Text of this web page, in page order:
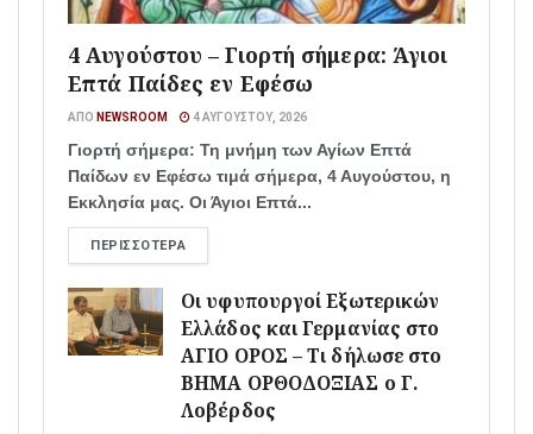
4 Αυγούστου – Γιορτή σήμερα: Άγιοι
Επτά Παίδες εν Εφέσω
ΑΠΌ NEWSROOM 4 ΑΥΓΟΎΣΤΟΥ, 2026
Γιορτή σήμερα: Τη μνήμη των Αγίων Επτά
Παίδων εν Εφέσω τιμά σήμερα, 4 Αυγούστου, η
Εκκλησία μας. Οι Άγιοι Επτά...
ΠΕΡΙΣΣΌΤΕΡΑ
Οι υφυπουργοί Εξωτερικών
Ελλάδος και Γερμανίας στο
ΑΓΙΟ ΟΡΟΣ – Τι δήλωσε στο
ΒΗΜΑ ΟΡΘΟΔΟΞΙΑΣ ο Γ.
Λοβέρδος